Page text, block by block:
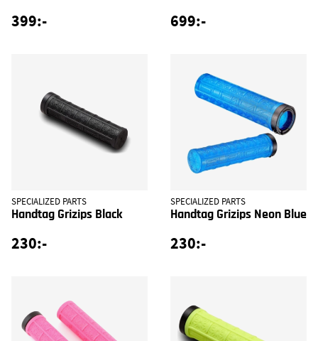
399:- 699:-
SPECIALIZED PARTS
Handtag Grizips Black
230:-
SPECIALIZED PARTS
Handtag Grizips Neon Blue
230:-